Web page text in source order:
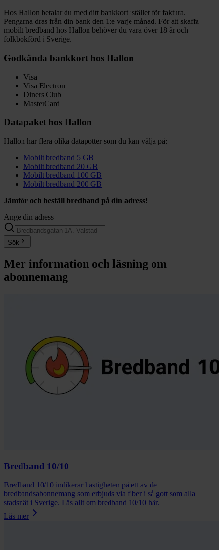
Hos Hallon betalar du med ditt bankkort istället för faktura.
Pengarna dras från din bank den 1:e varje månad. För att skaffa
mobilt bredband hos Hallon behöver du vara över 18 år och
folkbokförd i Sverige.
Godkända bankkort hos Hallon
Visa
Visa Electron
Diners Club
MasterCard
Datapaket hos Hallon
Hallon har flera olika datapotter som du kan välja på:
Mobilt bredband 5 GB
Mobilt bredband 20 GB
Mobilt bredband 100 GB
Mobilt bredband 200 GB
Jämför och beställ bredband på din adress!
Ange din adress
Sök
Mer information och läsning om
abonnemang
Bredband 10/10
Bredband 10/10 indikerar hastigheten på ett av de
bredbandsabonnemang som erbjuds via fiber i så gott som alla
stadsnät i Sverige. Läs allt om bredband 10/10 här.
Läs mer